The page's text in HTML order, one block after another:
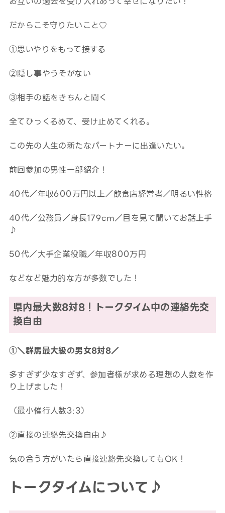
だからこそ守りたいこと♡
①思いやりをもって接する
②隠し事やうそがない
③相手の話をきちんと聞く
全てひっくるめて、受け止めてくれる。
この先の人生の新たなパートナーに出逢いたい。
前回参加の男性一部紹介！
40代／年収600万円以上／飲食店経営者／明るい性格
40代／公務員／身長179cm／目を見て聞いてお話上手
♪
50代／大手企業役職／年収800万円
などなど魅力的な方が多数でした！
県内最大数8対8！トークタイム中の連絡先交
換自由
①＼群馬最大級の男女8対8／
多すぎず少なすぎず、参加者様が求める理想の人数を作
り上げました！
（最小催行人数3:3）
②直接の連絡先交換自由♪
気の合う方がいたら直接連絡先交換してもOK！
トークタイムについて♪